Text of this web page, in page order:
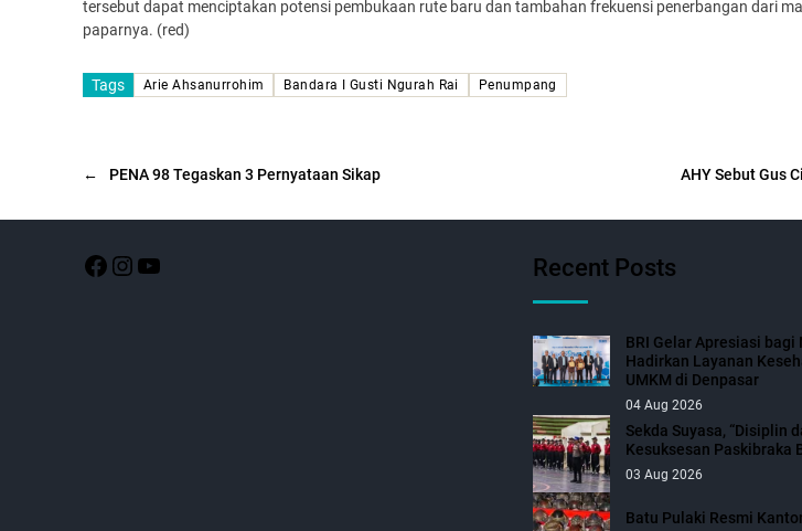
tersebut dapat menciptakan potensi pembukaan rute baru dan tambahan frekuensi penerbangan dari
paparnya. (red)
Tags Arie Ahsanurrohim Bandara I Gusti Ngurah Rai Penumpang
← PENA 98 Tegaskan 3 Pernyataan Sikap AHY Sebut Gus
Recent Posts
BRI Gelar Apresiasi bagi
Hadirkan Layanan
UMKM di Denpasar
04 Aug 2026
Sekda Suyasa, “Disiplin
Kesuksesan Paskibraka
03 Aug 2026
Batu Pulaki Resmi